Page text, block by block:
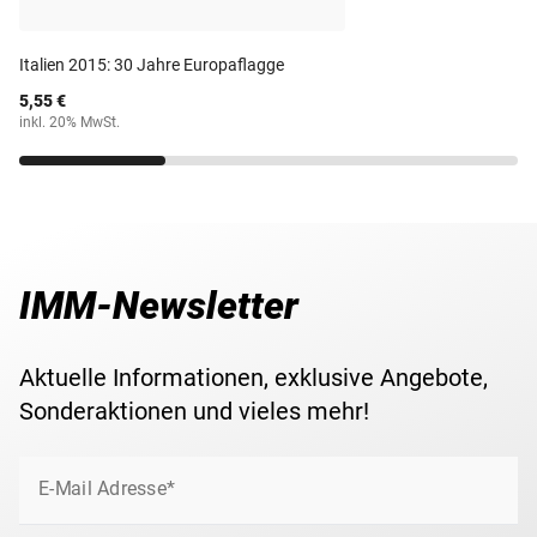
maltesischen Polizei'' verausgabt.
Ihre 2-Euro-Gedenkmünze erhalten Sie in einer
komfortable und sichere Verwahrung Ihrer
Maße
Gewicht
Italien 2015: 30 Jahre Europaflagge
5,55 €
inkl. 20% MwSt.
IMM-Newsletter
Aktuelle Informationen, exklusive Angebote,
Sonderaktionen und vieles mehr!
E-Mail Adresse*